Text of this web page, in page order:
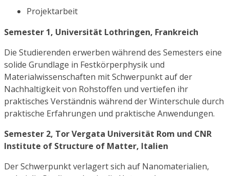
Projektarbeit
Semester 1, Universität Lothringen, Frankreich
Die Studierenden erwerben während des Semesters eine
solide Grundlage in Festkörperphysik und
Materialwissenschaften mit Schwerpunkt auf der
Nachhaltigkeit von Rohstoffen und vertiefen ihr
praktisches Verständnis während der Winterschule durch
praktische Erfahrungen und praktische Anwendungen.
Semester 2, Tor Vergata Universität Rom und CNR
Institute of Structure of Matter, Italien
Der Schwerpunkt verlagert sich auf Nanomaterialien,